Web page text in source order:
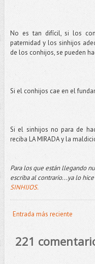
No es tan difícil, si los
paternidad y los sinhijos
de los conhijos, se pueden
Si el conhijos cae en el
Si el sinhijos no para de
reciba LA MIRADA y la
Para los que están llegando
escriba al contrario...ya lo
SINHIJOS.
Entrada más reciente
221